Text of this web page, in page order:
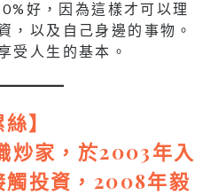
好，因為這樣才可以理
，以及自己身邊的事物。
受人生的基本。
絲】
炒家，於2003年入
觸投資，2008年毅